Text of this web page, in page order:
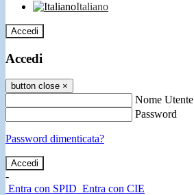
Italiano
Accedi
Accedi
button close ×
Nome Utente
Password
Password dimenticata?
-
Entra con SPID Entra con CIE